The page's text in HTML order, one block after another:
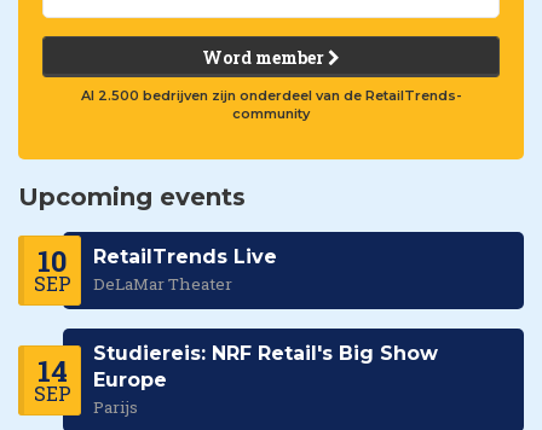
Word member
Al 2.500 bedrijven zijn onderdeel van de RetailTrends-
community
Upcoming events
10
SEP
RetailTrends Live
DeLaMar Theater
14
SEP
Studiereis: NRF Retail's Big Show
Europe
Parijs